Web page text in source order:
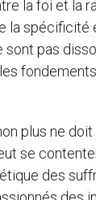
la foi et la
la spécificité
sont pas
plus ne
se
des